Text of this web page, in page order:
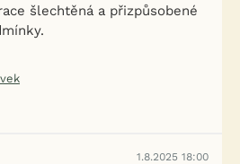
šlechtěná a přizpůsobené
1.8.2025 18:00